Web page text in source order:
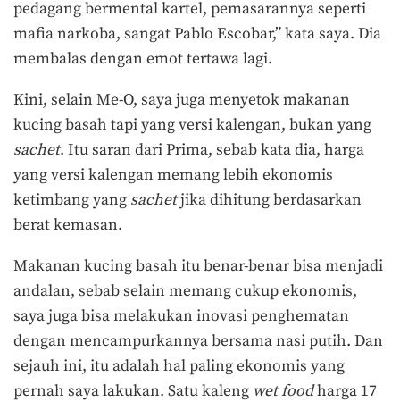
pedagang bermental kartel, pemasarannya seperti
mafia narkoba, sangat Pablo Escobar,” kata saya. Dia
membalas dengan emot tertawa lagi.
Kini, selain Me-O, saya juga menyetok makanan
kucing basah tapi yang versi kalengan, bukan yang
sachet. Itu saran dari Prima, sebab kata dia, harga
yang versi kalengan memang lebih ekonomis
ketimbang yang sachetjika dihitung berdasarkan
berat kemasan.
Makanan kucing basah itu benar-benar bisa menjadi
andalan, sebab selain memang cukup ekonomis,
saya juga bisa melakukan inovasi penghematan
dengan mencampurkannya bersama nasi putih. Dan
sejauh ini, itu adalah hal paling ekonomis yang
pernah saya lakukan. Satu kaleng wet foodharga 17